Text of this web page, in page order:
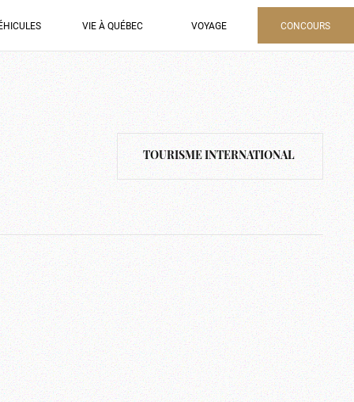
VIE À QUÉBEC VOYAGE CONCOURS
TOURISME INTERNATIONAL